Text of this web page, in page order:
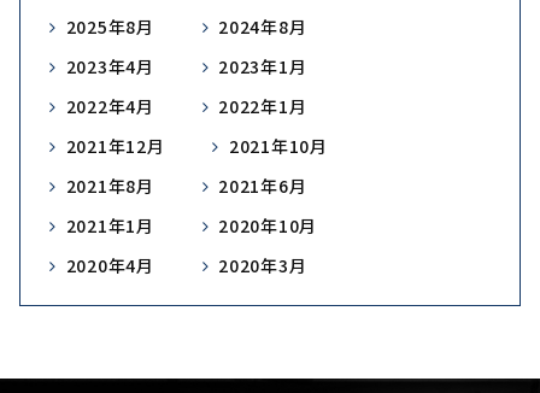
2025年8月
2024年8月
2023年4月
2023年1月
2022年4月
2022年1月
2021年12月
2021年10月
2021年8月
2021年6月
2021年1月
2020年10月
2020年4月
2020年3月